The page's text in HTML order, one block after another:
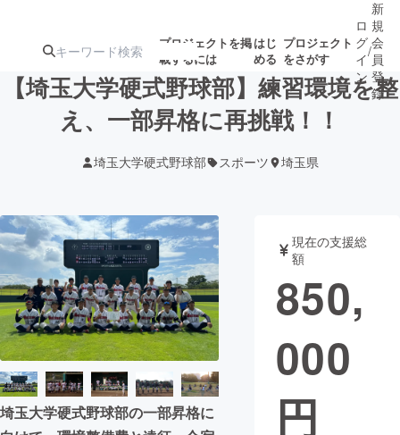
プロジェクトを掲
載するには
はじ
める
プロジェクト
をさがす
注目のリ
ターン
注目の新着プロ
ジェクト
募集終了が近いプ
ロジェクト
アート・写真 音楽
テクノロジー・ガジェット ゲーム・サ
映像・映画
ビジネス・起業
ロ
グ
イ
ン
/
新
規
会
員
登
録
【埼玉大学硬式野球部】練習環境を整
え、一部昇格に再挑戦！！
埼玉大学硬式野球部 スポーツ 埼玉県
埼玉大学硬式野球部の一部昇格に
現在の支援総
額
850,
000
円